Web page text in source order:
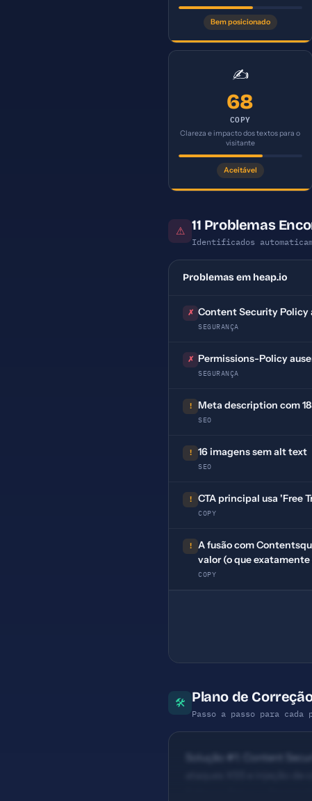
Bem posicionado
✍️
68
COPY
Clareza e impacto dos textos para o
visitante
Aceitável
⚠ 11 Problemas
Identificados
Problemas em heap.io
✗ Content Security Policy
SEGURANÇA
✗ Permissions-Policy
SEGURANÇA
! Meta description com
SEO
! 16 imagens sem alt text
SEO
! CTA principal usa 'Free
COPY
!
A fusão com
valor (o que
COPY
🛠 Plano de
Passo a passo para cada
Solução #1: Content